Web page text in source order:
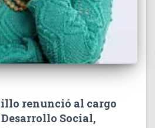
renunció al cargo
Social,